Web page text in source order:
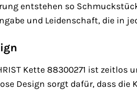
entstehen so
und Leidenschaft, die in
Kette 88300271 ist
Design sorgt dafür, dass